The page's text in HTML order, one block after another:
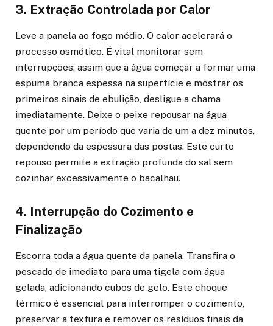
3. Extração Controlada por Calor
Leve a panela ao fogo médio. O calor acelerará o
processo osmótico. É vital monitorar sem
interrupções: assim que a água começar a formar uma
espuma branca espessa na superfície e mostrar os
primeiros sinais de ebulição, desligue a chama
imediatamente. Deixe o peixe repousar na água
quente por um período que varia de um a dez minutos,
dependendo da espessura das postas. Este curto
repouso permite a extração profunda do sal sem
cozinhar excessivamente o bacalhau.
4. Interrupção do Cozimento e
Finalização
Escorra toda a água quente da panela. Transfira o
pescado de imediato para uma tigela com água
gelada, adicionando cubos de gelo. Este choque
térmico é essencial para interromper o cozimento,
preservar a textura e remover os resíduos finais da